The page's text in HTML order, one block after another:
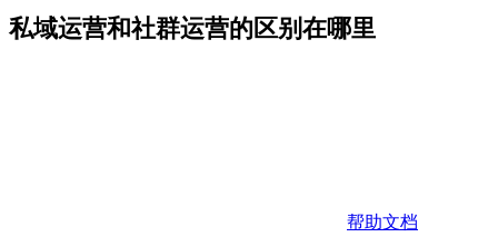
私域运营和社群运营的区别在哪里
帮助文档